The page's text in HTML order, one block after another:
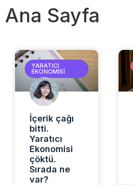
Ana Sayfa
YARATICI
EKONOMISI
İçerik çağı
bitti.
Yaratıcı
Ekonomisi
çöktü.
Sırada ne
var?